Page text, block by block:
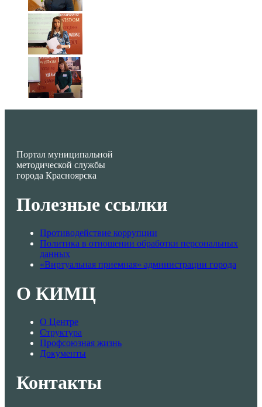
Портал муниципальной
методической службы
города Красноярска
Полезные ссылки
Противодействие коррупции
Политика в отношении обработки персональных
данных
«Виртуальная приемная» администрации города
О КИМЦ
О Центре
Структура
Профсоюзная жизнь
Документы
Контакты